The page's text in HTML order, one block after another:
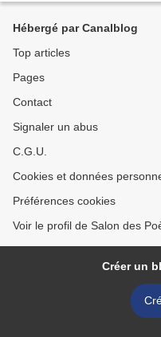
Hébergé par Canalblog
Top articles
Pages
Contact
Signaler un abus
C.G.U.
Cookies et données
Préférences cookies
Voir le profil de Salon des
Créer un